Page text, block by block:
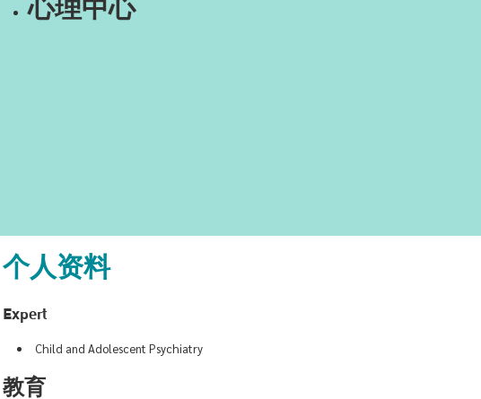
心理中心
个人资料
Expert
Child and Adolescent Psychiatry
教育